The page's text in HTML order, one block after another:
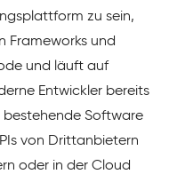
zu sein,
Frameworks und
und läuft auf
Entwickler bereits
bestehende Software
von Drittanbietern
oder in der Cloud